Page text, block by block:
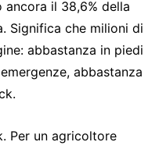
il 38,6% della
Significa che milioni di
abbastanza in piedi
abbastanza
Per un agricoltore